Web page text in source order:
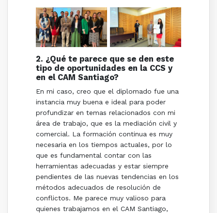
2. ¿Qué te parece que se den este
tipo de oportunidades en la CCS y
en el CAM Santiago?
En mi caso, creo que el diplomado fue una
instancia muy buena e ideal para poder
profundizar en temas relacionados con mi
área de trabajo, que es la mediación civil y
comercial. La formación continua es muy
necesaria en los tiempos actuales, por lo
que es fundamental contar con las
herramientas adecuadas y estar siempre
pendientes de las nuevas tendencias en los
métodos adecuados de resolución de
conflictos. Me parece muy valioso para
quienes trabajamos en el CAM Santiago,